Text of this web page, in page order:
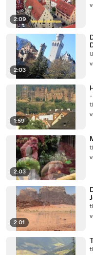
2:09
2:03
1:59
2:03
2:01